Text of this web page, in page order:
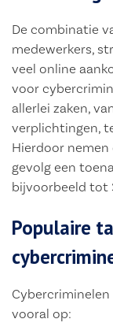
De combinatie
medewerkers,
veel online
voor
allerlei zaken,
verplichtingen,
Hierdoor nemen
gevolg een
bijvoorbeeld tot
Populaire
vooral op: